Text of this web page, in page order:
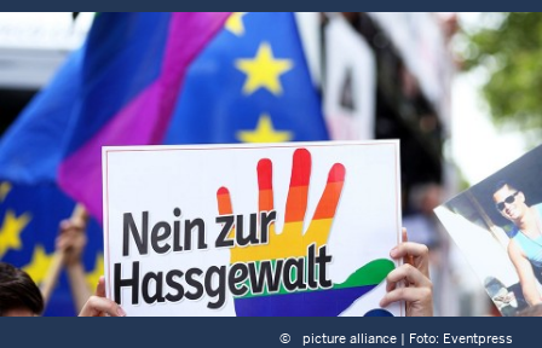
© picture alliance | Foto: Eventpress